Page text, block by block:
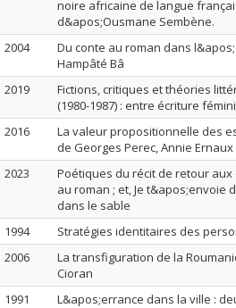
noire africaine de langue
d&apos;Ousmane Sembène.
2004
Du conte au roman dans
Hampâté Bâ
2019
Fictions, critiques et théories
(1980-1987) : entre écriture
2016
La valeur propositionnelle des
de Georges Perec, Annie
2023
Poétiques du récit de retour
au roman ; et, Je t&apos;envoie
dans le sable
1994
Stratégies identitaires des
2006
La transfiguration de la
Cioran
1991
L&apos;errance dans la ville :